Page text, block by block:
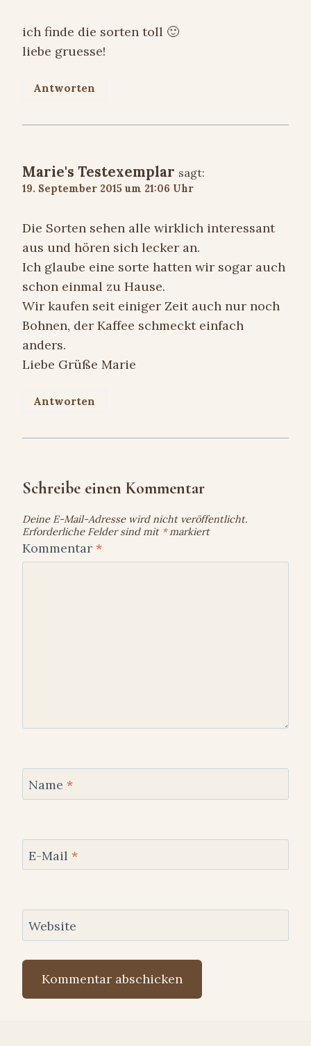
ich finde die sorten toll 🙂
liebe gruesse!
Antworten
Marie's Testexemplar sagt:
19. September 2015 um 21:06 Uhr
Die Sorten sehen alle wirklich interessant
aus und hören sich lecker an.
Ich glaube eine sorte hatten wir sogar auch
schon einmal zu Hause.
Wir kaufen seit einiger Zeit auch nur noch
Bohnen, der Kaffee schmeckt einfach
anders.
Liebe Grüße Marie
Antworten
Schreibe einen Kommentar
Deine E-Mail-Adresse wird nicht veröffentlicht.
Erforderliche Felder sind mit *markiert
Kommentar *
Name *
E-Mail *
Website